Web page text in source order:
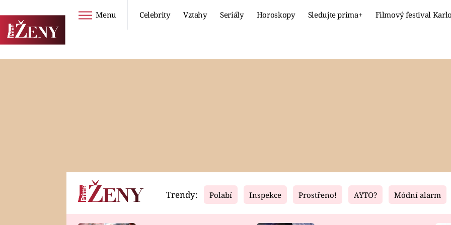
Menu Celebrity Vztahy Seriály Horoskopy Sledujte prima+ Filmový festival
Horoskopy Video Fresh Living
Trendy: Polabí Inspekce Prostřeno! AYTO? Módní alarm